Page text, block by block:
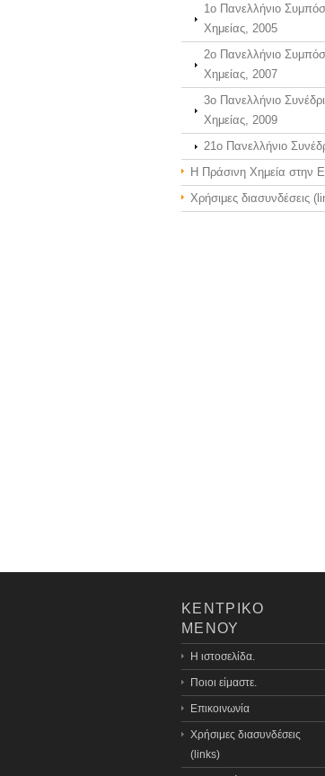
1ο Πανελλήνιο
Χημείας, 2005
2ο Πανελλήνιο
Χημείας, 2007
3o Πανελλήνιο
Χημείας, 2009
21o Πανελλήνιο
Η Πράσινη Χημεία στην
Χρήσιμες διασυνδέσεις
ΚΕΝΤΡΙΚΟ
ΜΕΝΟΥ
Η ιστοσελίδα.
Ποιοι είμαστε.
Επικοινωνία
Χρήσιμες διασυνδέσεις
(links)